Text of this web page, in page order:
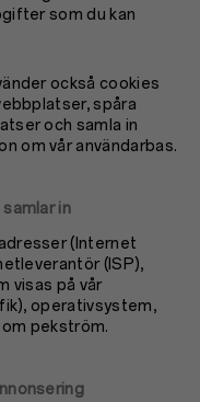
som du kan
också cookies
spåra
och samla in
om vår användarbas.
in
(Internet
(ISP),
visas på vår
operativsystem,
pekström.